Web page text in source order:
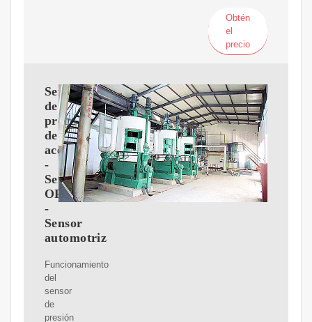
Obtén
el
precio
Sensor
de
presión
de
aceite
-
Sensor
OPS
-
Sensor
automotriz
Funcionamiento
del
sensor
de
presión